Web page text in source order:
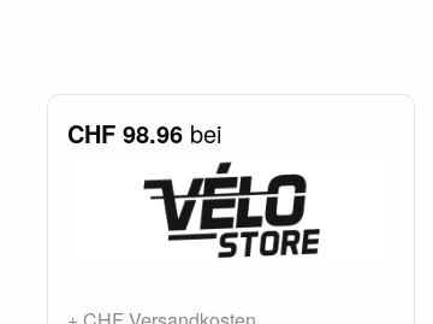
CHF 98.96bei